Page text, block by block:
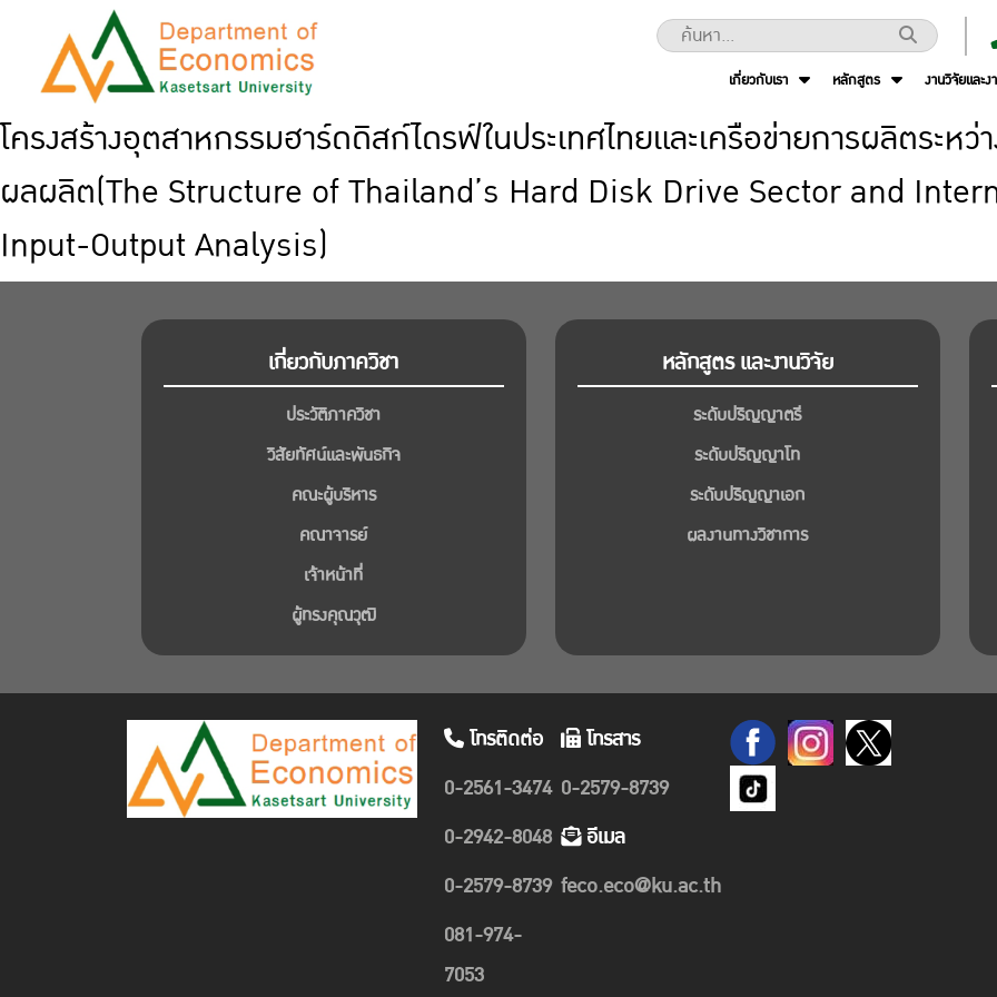
เกี่ยวกับเรา
หลักสูตร งานวิจัยและ
โครงสร้างอุตสาหกรรมฮาร์ดดิสก์ไดรฟ์ในประเทศไทยและเครือข่ายการผลิตระหว่
ผลผลิต(The Structure of Thailand’s Hard Disk Drive Sector and
Input-Output Analysis)
เกี่ยวกับภาควิชา
ประวัติภาควิชา
วิสัยทัศน์และพันธกิจ
คณะผู้บริหาร
คณาจารย์
เจ้าหน้าที่
ผู้ทรงคุณวุฒิ
หลักสูตร และงานวิจัย
ระดับปริญญาตรี
ระดับปริญญาโท
ระดับปริญญาเอก
ผลงานทางวิชาการ
โทรติดต่อ
0-2561-3474
0-2942-8048
0-2579-8739
081-974-
7053
โทรสาร
0-2579-8739
อีเมล
feco.eco@ku.ac.th